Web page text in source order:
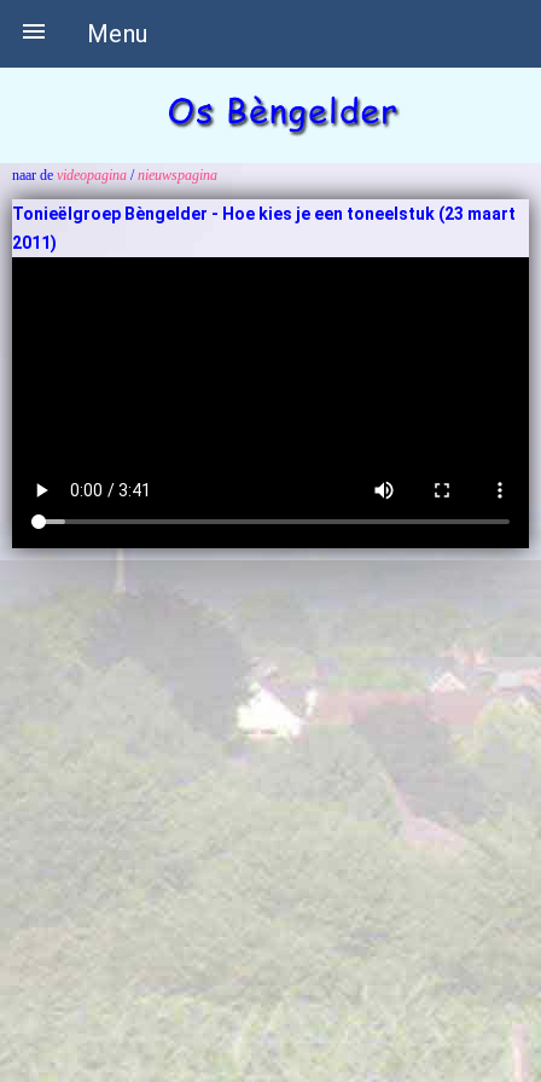
Menu

naar de videopagina /nieuwspagina
Tonieëlgroep Bèngelder - Hoe kies je een toneelstuk (23 maart
2011)